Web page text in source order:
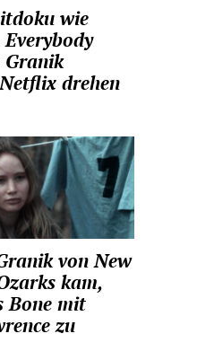
wie
Granik
drehen
von New
kam,
Bone mit
zu